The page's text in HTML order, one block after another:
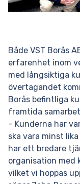
Både VST Borås
erfarenhet inom
med långsiktiga
övertagandet
Borås befintliga
framtida
– Kunderna har
ska vara minst
har ett bredare
organisation med
vilket vi hoppas